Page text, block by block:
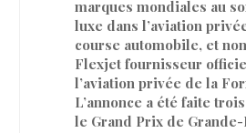
marques mondiales au
luxe dans l’aviation
course automobile, et
Flexjet fournisseur
l’aviation privée de la
L’annonce a été faite
le Grand Prix de